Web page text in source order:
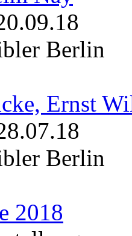
Berlin
Ernst
Berlin
2018